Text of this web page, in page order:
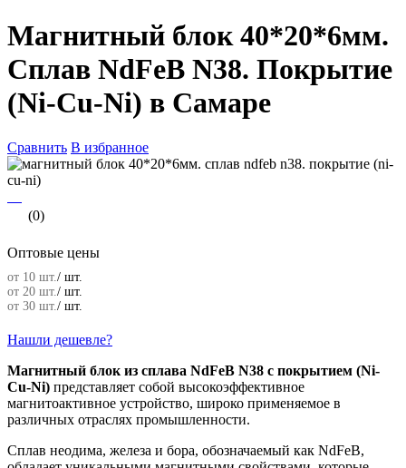
Магнитный блок 40*20*6мм.
Сплав NdFeB N38. Покрытие
(Ni-Cu-Ni) в Самаре
Сравнить В избранное
(0)
Оптовые цены
от 10 шт. / шт.
от 20 шт. / шт.
от 30 шт. / шт.
Нашли дешевле?
Магнитный блок из сплава NdFeB N38 с покрытием (Ni-
Cu-Ni) представляет собой высокоэффективное
магнитоактивное устройство, широко применяемое в
различных отраслях промышленности.
Сплав неодима, железа и бора, обозначаемый как NdFeB,